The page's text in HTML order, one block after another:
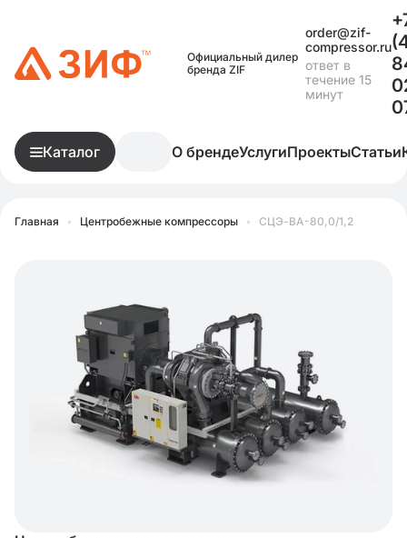
Официальный дилер
бренда ZIF
order@zif-
compressor.ru
ответ в
течение 15
минут
Каталог О брендеУслугиПроектыСтатьи
Главная • Центробежные компрессоры • СЦЭ-ВА-80,0/1,2